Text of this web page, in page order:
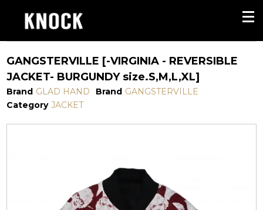
GANGSTERVILLE [-VIRGINIA - REVERSIBLE
JACKET- BURGUNDY size.S,M,L,XL]
Brand GLAD HAND Brand GANGSTERVILLE
Category JACKET